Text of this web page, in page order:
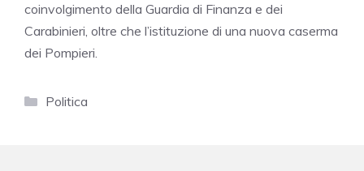
coinvolgimento della Guardia di Finanza e dei
Carabinieri, oltre che l’istituzione di una nuova caserma
dei Pompieri.
Categorie
Politica